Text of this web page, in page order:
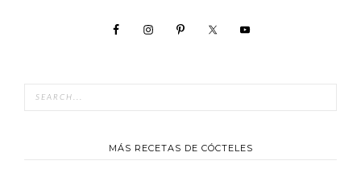
MÁS RECETAS DE CÓCTELES